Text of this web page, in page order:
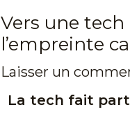
Vers une
l’empreinte
Laisser un
La tech fait